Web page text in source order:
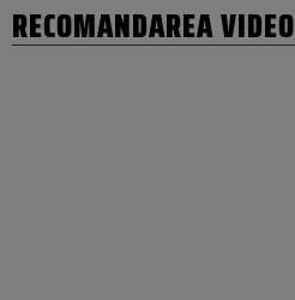
RECOMANDAREA VIDEO